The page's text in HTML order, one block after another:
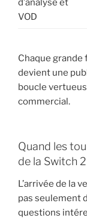
d’analyse et
VOD
Chaque
devient une
boucle
commercial.
Quand les
de la Switch 2
L’arrivée de la
pas seulement
questions